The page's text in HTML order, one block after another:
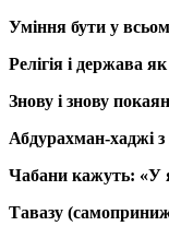
Уміння бути у
Релігія і держава
Знову і знову
Абдурахман-хаджі
Чабани кажуть: «У
Тавазу